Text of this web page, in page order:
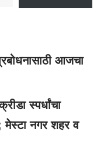
आजचा
स्पर्धांचा
मेस्टा नगर शहर व